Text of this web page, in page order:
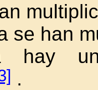
se han
hay
.